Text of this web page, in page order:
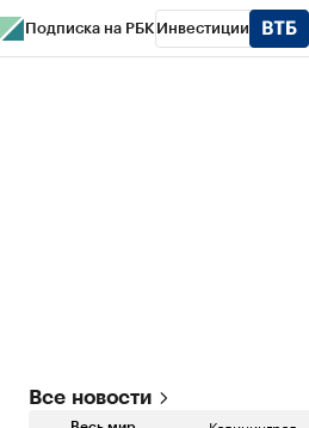
Подписка на РБК Инвестиции
Все новости